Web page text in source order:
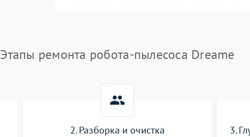
Этапы ремонта робота-пылесоса Dreame
2. Разборка и очистка 3.